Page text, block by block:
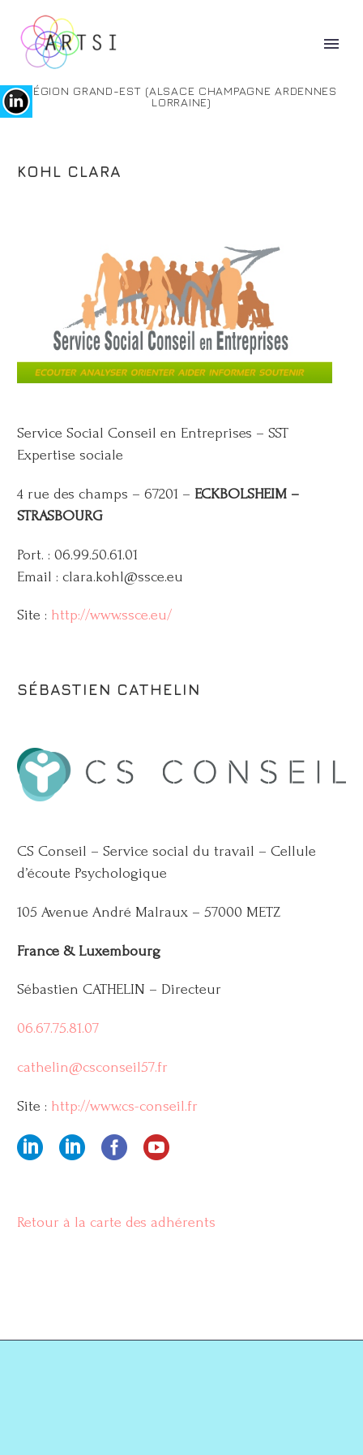
RÉGION GRAND-EST (ALSACE CHAMPAGNE ARDENNES
LORRAINE)
KOHL CLARA
Service Social Conseil en Entreprises – SST
Expertise sociale
4 rue des champs – 67201 – ECKBOLSHEIM –
STRASBOURG
Port. : 06.99.50.61.01
Email : clara.kohl@ssce.eu
Site : http://www.ssce.eu/
SÉBASTIEN CATHELIN
CS Conseil – Service social du travail – Cellule
d’écoute Psychologique
105 Avenue André Malraux – 57000 METZ
France & Luxembourg
Sébastien CATHELIN – Directeur
06.67.75.81.07
cathelin@csconseil57.fr
Site : http://www.cs-conseil.fr
Retour à la carte des adhérents